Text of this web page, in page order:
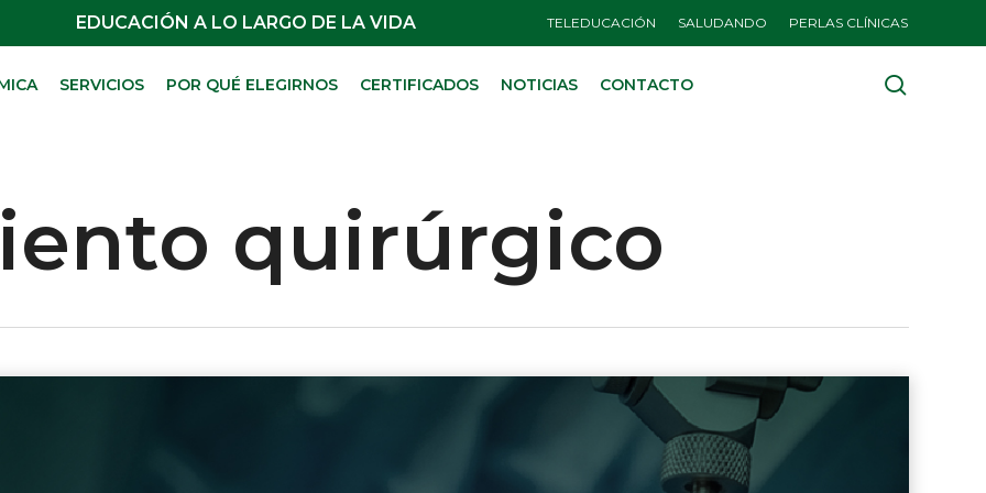
EDUCACIÓN A LO LARGO DE LA VIDA TELEDUCACIÓN SALUDANDO PERLAS CLÍNICAS
SERVICIOS POR QUÉ ELEGIRNOS CERTIFICADOS NOTICIAS CONTACTO
quirúrgico